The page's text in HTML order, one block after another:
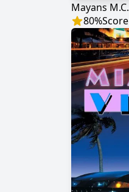
Mayans M.C.
80%Score